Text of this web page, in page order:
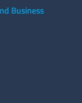
Business